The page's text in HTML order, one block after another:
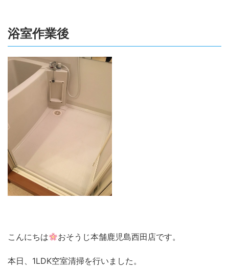
浴室作業後
こんにちは おそうじ本舗鹿児島西田店です。
本日、1LDK空室清掃を行いました。